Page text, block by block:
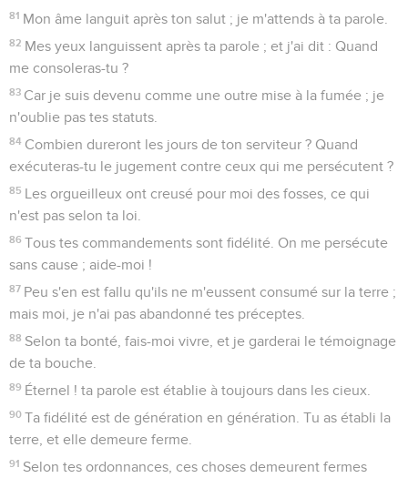
81 Mon âme languit après ton salut ; je m'attends à ta parole.
82 Mes yeux languissent après ta parole ; et j'ai dit : Quand
me consoleras-tu ?
83 Car je suis devenu comme une outre mise à la fumée ; je
n'oublie pas tes statuts.
84 Combien dureront les jours de ton serviteur ? Quand
exécuteras-tu le jugement contre ceux qui me persécutent ?
85 Les orgueilleux ont creusé pour moi des fosses, ce qui
n'est pas selon ta loi.
86 Tous tes commandements sont fidélité. On me persécute
sans cause ; aide-moi !
87 Peu s'en est fallu qu'ils ne m'eussent consumé sur la terre ;
mais moi, je n'ai pas abandonné tes préceptes.
88 Selon ta bonté, fais-moi vivre, et je garderai le témoignage
de ta bouche.
89 Éternel ! ta parole est établie à toujours dans les cieux.
90 Ta fidélité est de génération en génération. Tu as établi la
terre, et elle demeure ferme.
91 Selon tes ordonnances, ces choses demeurent fermes